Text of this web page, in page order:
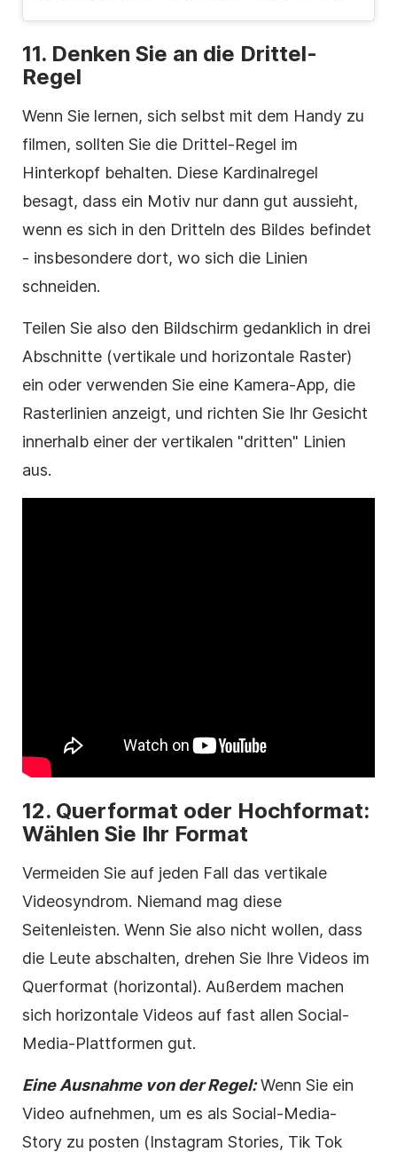
11. Denken Sie an die Drittel-
Regel
Wenn Sie lernen, sich selbst mit dem Handy zu
filmen, sollten Sie die Drittel-Regel im
Hinterkopf behalten. Diese Kardinalregel
besagt, dass ein Motiv nur dann gut aussieht,
wenn es sich in den Dritteln des Bildes befindet
- insbesondere dort, wo sich die Linien
schneiden.
Teilen Sie also den Bildschirm gedanklich in drei
Abschnitte (vertikale und horizontale Raster)
ein oder verwenden Sie eine Kamera-App, die
Rasterlinien anzeigt, und richten Sie Ihr Gesicht
innerhalb einer der vertikalen "dritten" Linien
aus.
12. Querformat oder Hochformat:
Wählen Sie Ihr Format
Vermeiden Sie auf jeden Fall das vertikale
Videosyndrom. Niemand mag diese
Seitenleisten. Wenn Sie also nicht wollen, dass
die Leute abschalten, drehen Sie Ihre Videos im
Querformat (horizontal). Außerdem machen
sich horizontale Videos auf fast allen Social-
Media-Plattformen gut.
Eine Ausnahme von der Regel:Wenn Sie ein
Video aufnehmen, um es als Social-Media-
Story zu posten (Instagram Stories, Tik Tok